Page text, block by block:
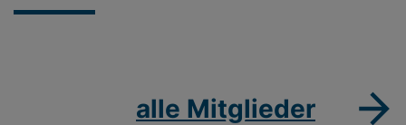
alle Mitglieder